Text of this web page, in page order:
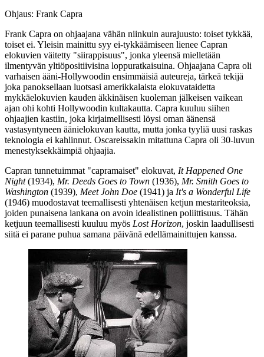
Ohjaus: Frank Capra
Frank Capra on ohjaajana vähän niinkuin aurajuusto: toiset tykkää,
toiset ei. Yleisin mainittu syy ei‑tykkäämiseen lienee Capran
elokuvien väitetty "siirappisuus", jonka yleensä mielletään
ilmentyvän yltiöpositiivisina loppuratkaisuina. Ohjaajana Capra oli
varhaisen ääni-Hollywoodin ensimmäisiä auteureja, tärkeä tekijä
joka panoksellaan luotsasi amerikkalaista elokuvataidetta
mykkäelokuvien kauden äkkinäisen kuoleman jälkeisen vaikean
ajan ohi kohti Hollywoodin kultakautta. Capra kuuluu siihen
ohjaajien kastiin, joka kirjaimellisesti löysi oman äänensä
vastasyntyneen äänielokuvan kautta, mutta jonka tyyliä uusi raskas
teknologia ei kahlinnut. Oscareissakin mitattuna Capra oli 30‑luvun
menestyksekkäimpiä ohjaajia.
Capran tunnetuimmat "capramaiset" elokuvat, It Happened One
Night(1934), Mr. Deeds Goes to Town (1936), Mr. Smith Goes to
Washington (1939), Meet John Doe (1941) ja It's a Wonderful Life
(1946) muodostavat teemallisesti yhtenäisen ketjun mestariteoksia,
joiden punaisena lankana on avoin idealistinen poliittisuus. Tähän
ketjuun teemallisesti kuuluu myös Lost Horizon, joskin laadullisesti
siitä ei parane puhua samana päivänä edellämainittujen kanssa.